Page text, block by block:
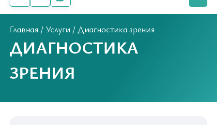
Главная / Услуги / Диагностика зрения
ДИАГНОСТИКА
ЗРЕНИЯ